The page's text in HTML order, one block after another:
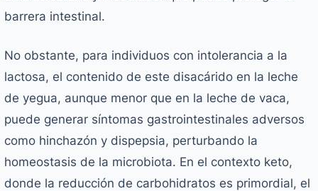
barrera intestinal.
No obstante, para individuos con intolerancia a la
lactosa, el contenido de este disacárido en la leche
de yegua, aunque menor que en la leche de vaca,
puede generar síntomas gastrointestinales adversos
como hinchazón y dispepsia, perturbando la
homeostasis de la microbiota. En el contexto keto,
donde la reducción de carbohidratos es primordial, el